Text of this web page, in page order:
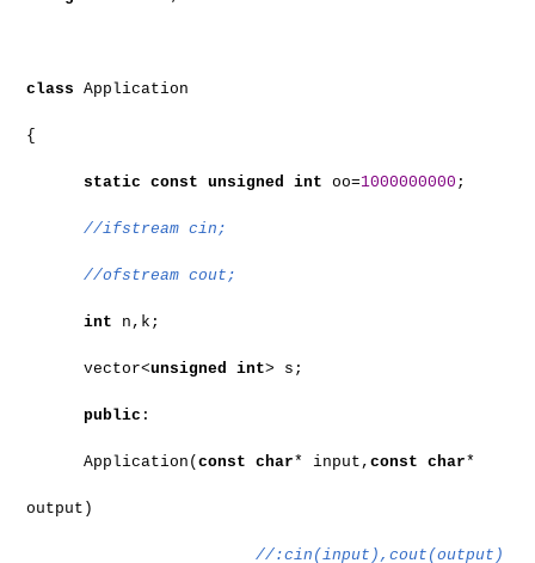
class Application
{
static const unsigned int oo=1000000000 ;
//ifstream cin;
//ofstream cout;
int n,k;
vector<unsigned int> s;
public :
Application( const char* input, const char*
output)
//:cin(input),cout(output)